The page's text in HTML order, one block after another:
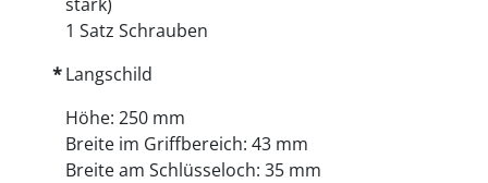
1 Satz Schrauben
Langschild
Höhe: 250 mm
Breite im Griffbereich: 43 mm
Breite am Schlüsseloch: 35 mm